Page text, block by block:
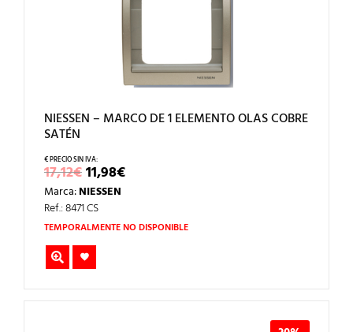
NIESSEN – MARCO DE 1 ELEMENTO OLAS COBRE
SATÉN
17,12€EL
PRECIO
ORIGINAL
ERA:
17,12€.
11,98€EL
PRECIO
11,98€.
Marca:NIESSEN
Ref.: 8471 CS
TEMPORALMENTE NO DISPONIBLE